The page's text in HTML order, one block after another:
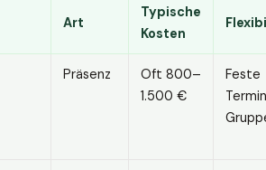
Art
Typische
Kosten
Präsenz
Oft 800–
1.500 €
Feste